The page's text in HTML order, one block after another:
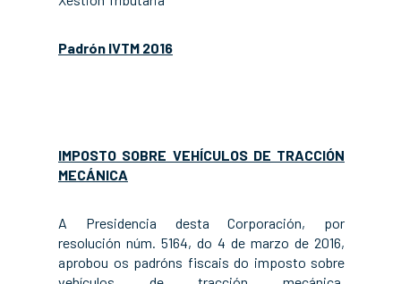
Padrón IVTM 2016
IMPOSTO SOBRE VEHÍCULOS DE TRACCIÓN
MECÁNICA
A Presidencia desta Corporación, por
resolución núm. 5164, do 4 de marzo de 2016,
aprobou os padróns fiscais do imposto sobre